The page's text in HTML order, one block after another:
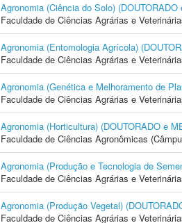
Agronomia (Ciência do Solo)
Faculdade de Ciências Agrárias e
Agronomia (Entomologia Agrícola)
Faculdade de Ciências Agrárias e
Agronomia (Genética e Melhoramento de
Faculdade de Ciências Agrárias e
Agronomia (Horticultura) (DOUTORADO e
Faculdade de Ciências Agronômicas
Agronomia (Produção e Tecnologia de
Faculdade de Ciências Agrárias e
Agronomia (Produção Vegetal)
Faculdade de Ciências Agrárias e